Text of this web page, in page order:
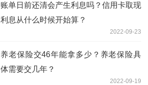
账单日前还清会产生利息吗？信用卡取现
利息从什么时候开始算？
2022-09-23
养老保险交46年能拿多少？养老保险具
体需要交几年？
2022-09-19